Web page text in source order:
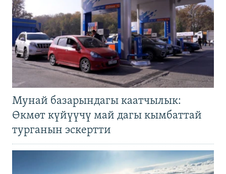
Мунай базарындагы каатчылык:
Өкмөт күйүүчү май дагы кымбаттай
турганын эскертти